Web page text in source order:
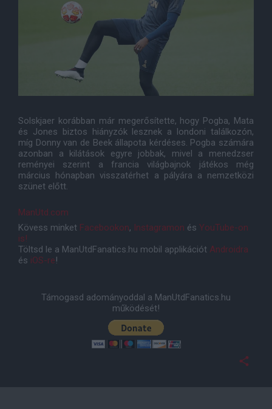
Solskjaer korábban már megerősítette, hogy Pogba, Mata
és Jones biztos hiányzók lesznek a londoni találkozón,
míg Donny van de Beek állapota kérdéses. Pogba számára
azonban a kilátások egyre jobbak, mivel a menedzser
reményei szerint a francia világbajnok játékos még
március hónapban visszatérhet a pályára a nemzetközi
szünet előtt.
ManUtd.com
Kövess minket Facebookon, Instagramon és YouTube-on
is!
Töltsd le a ManUtdFanatics.hu mobil applikációt Androidra
és iOS-re!
Támogasd adományoddal a ManUtdFanatics.hu
működését!